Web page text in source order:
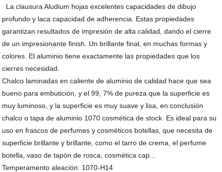
La clausura Aludium hojas excelentes capacidades de dibujo
profundo y laca capacidad de adherencia. Estas propiedades
garantizan resultados de impresión de alta calidad, dando el cierre
de un impresionante finish. Un brillante final, en muchas formas y
colores. El aluminio tiene exactamente las propiedades que los
cierres necesidad.
Chalco laminadas en caliente de aluminio de calidad hace que sea
bueno para embutición, y el 99, 7% de pureza que la superficie es
muy luminoso, y la superficie es muy suave y lisa, en conclusión
chalco o tapa de aluminio 1070 cosmética de stock Es ideal para su
uso en frascos de perfumes y cosméticos botellas, que necesita de
superficie brillante y brillante, como el tarro de crema, el perfume
botella, vaso de tapón de rosca, cosmética cap...
Temperamento aleación: 1070-H14